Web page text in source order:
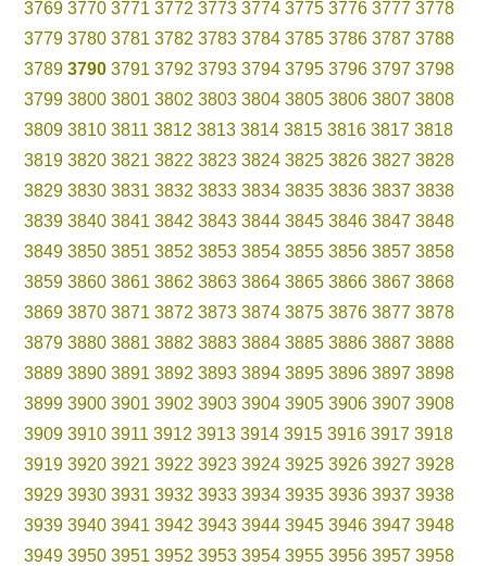
3769 3770 3771 3772 3773 3774 3775 3776 3777 3778
3779 3780 3781 3782 3783 3784 3785 3786 3787 3788
3789 3790 3791 3792 3793 3794 3795 3796 3797 3798
3799 3800 3801 3802 3803 3804 3805 3806 3807 3808
3809 3810 3811 3812 3813 3814 3815 3816 3817 3818
3819 3820 3821 3822 3823 3824 3825 3826 3827 3828
3829 3830 3831 3832 3833 3834 3835 3836 3837 3838
3839 3840 3841 3842 3843 3844 3845 3846 3847 3848
3849 3850 3851 3852 3853 3854 3855 3856 3857 3858
3859 3860 3861 3862 3863 3864 3865 3866 3867 3868
3869 3870 3871 3872 3873 3874 3875 3876 3877 3878
3879 3880 3881 3882 3883 3884 3885 3886 3887 3888
3889 3890 3891 3892 3893 3894 3895 3896 3897 3898
3899 3900 3901 3902 3903 3904 3905 3906 3907 3908
3909 3910 3911 3912 3913 3914 3915 3916 3917 3918
3919 3920 3921 3922 3923 3924 3925 3926 3927 3928
3929 3930 3931 3932 3933 3934 3935 3936 3937 3938
3939 3940 3941 3942 3943 3944 3945 3946 3947 3948
3949 3950 3951 3952 3953 3954 3955 3956 3957 3958